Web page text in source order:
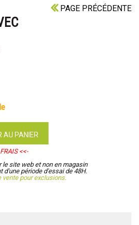
PAGE PRÉCÉDENTE
AU PANIER
<<-
le site web et non en magasin
d'une période d'essai de 48H.
vente pour exclusions.